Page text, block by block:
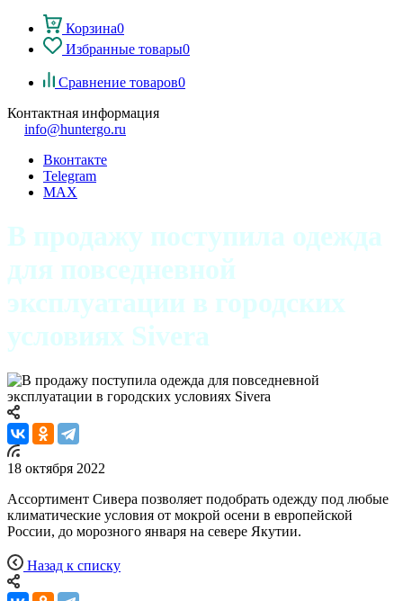
Корзина0
Избранные товары0
Сравнение товаров0
Контактная информация
info@huntergo.ru
Вконтакте
Telegram
MAX
В продажу поступила одежда
для повседневной
эксплуатации в городских
условиях Sivera
18 октября 2022
Ассортимент Сивера позволяет подобрать одежду под любые
климатические условия от мокрой осени в европейской
России, до морозного января на севере Якутии.
Назад к списку